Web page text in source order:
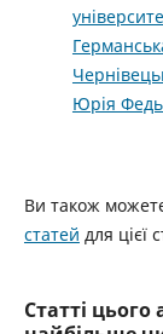
Юрія
Ви також
статей для цієї
Статті цього